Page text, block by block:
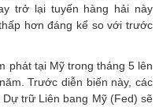
trở lại tuyến hàng hải này
hơn đáng kể so với trước
phát tại Mỹ trong tháng 5 lên
Trước diễn biến này, các
trữ Liên bang Mỹ (Fed) sẽ